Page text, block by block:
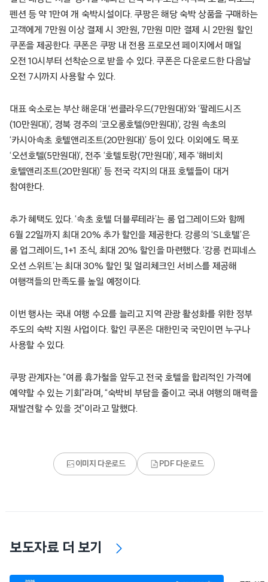
펜션 등 약 1만여 개 숙박시설이다. 쿠팡은 해당 숙박 상품을 구매하는
고객에게 7만원 이상 결제 시 3만원, 7만원 미만 결제 시 2만원 할인
쿠폰을 제공한다. 쿠폰은 쿠팡 내 전용 프로모션 페이지에서 매일
오전 10시부터 선착순으로 받을 수 있다. 쿠폰은 다운로드한 다음날
오전 7시까지 사용할 수 있다.
대표 숙소로는 부산 해운대 ‘썬클라우드(7만원대)’와 ‘팔레드시즈
(10만원대)’, 경북 경주의 ‘코오롱호텔(9만원대)’, 강원 속초의
‘카시아속초 호텔앤리조트(20만원대)’ 등이 있다. 이외에도 목포
‘오션호텔(5만원대)’, 전주 ‘호텔토랑(7만원대)’, 제주 ‘해비치
호텔앤리조트(20만원대)’ 등 전국 각지의 대표 호텔들이 대거
참여한다.
추가 혜택도 있다. ‘속초 호텔 더블루테라’는 룸 업그레이드와 함께
6월 22일까지 최대 20% 추가 할인을 제공한다. 강릉의 ‘SL호텔’은
룸 업그레이드, 1+1 조식, 최대 20% 할인을 마련했다. ‘강릉 컨피네스
오션 스위트’는 최대 30% 할인 및 얼리체크인 서비스를 제공해
여행객들의 만족도를 높일 예정이다.
이번 행사는 국내 여행 수요를 늘리고 지역 관광 활성화를 위한 정부
주도의 숙박 지원 사업이다. 할인 쿠폰은 대한민국 국민이면 누구나
사용할 수 있다.
쿠팡 관계자는 “여름 휴가철을 앞두고 전국 호텔을 합리적인 가격에
예약할 수 있는 기회”라며, “숙박비 부담을 줄이고 국내 여행의 매력을
재발견할 수 있을 것”이라고 말했다.
이미지 다운로드 PDF 다운로드
보도자료 더 보기